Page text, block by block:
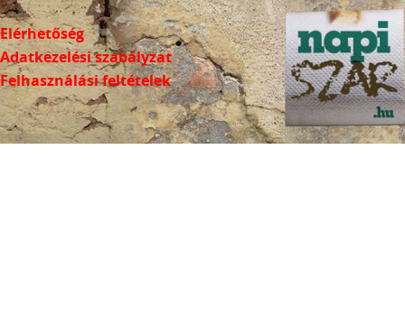
Elérhetőség
Adatkezelési szabályzat
Felhasználási feltételek